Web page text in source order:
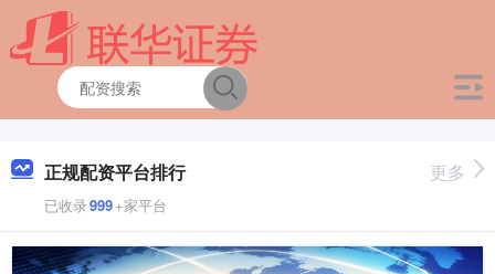
正规配资平台排行
已收录999+家平台
更多